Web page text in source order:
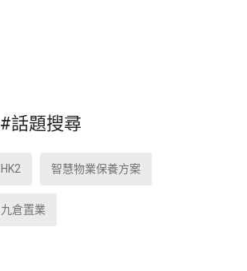
#話題搜尋
HK2 智慧物業保養方案
九倉置業